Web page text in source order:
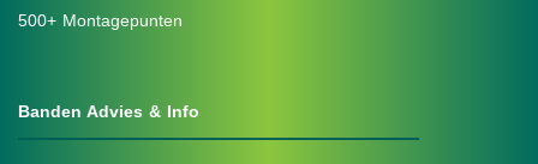
500+ Montagepunten
Banden Advies & Info